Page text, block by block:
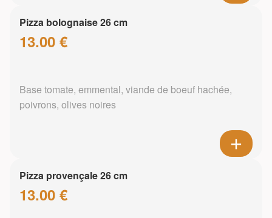
Pizza bolognaise 26 cm
13.00 €
Base tomate, emmental, viande de boeuf hachée,
poivrons, olives noires
Pizza provençale 26 cm
13.00 €